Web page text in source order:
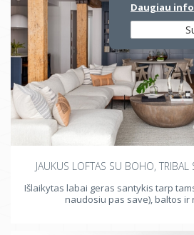
JAUKUS LOFTAS SU BOHO, TRIBAL
Išlaikytas labai geras santykis tarp
naudosiu pas save), baltos ir
Daugiau